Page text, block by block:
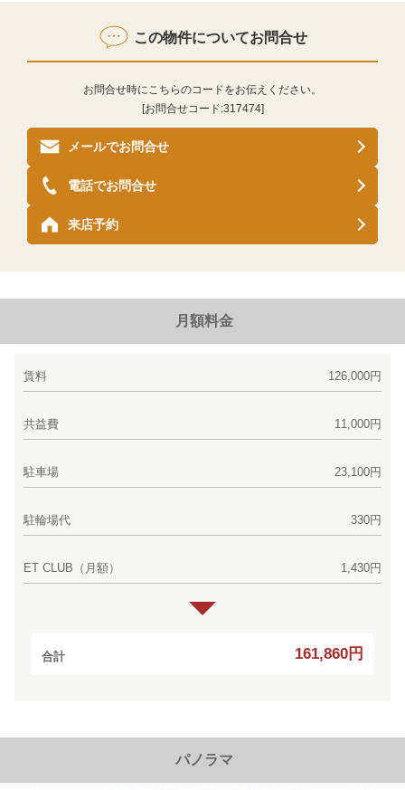
この物件についてお問合せ
お問合せ時にこちらのコードをお伝えください。
[お問合せコード:317474]
メールでお問合せ
来店予約
電話でお問合せ
月額料金
賃料 126,000円
共益費 11,000円
駐車場 23,100円
駐輪場代 330円
ET CLUB（月額） 1,430円
合計 161,860円
パノラマ